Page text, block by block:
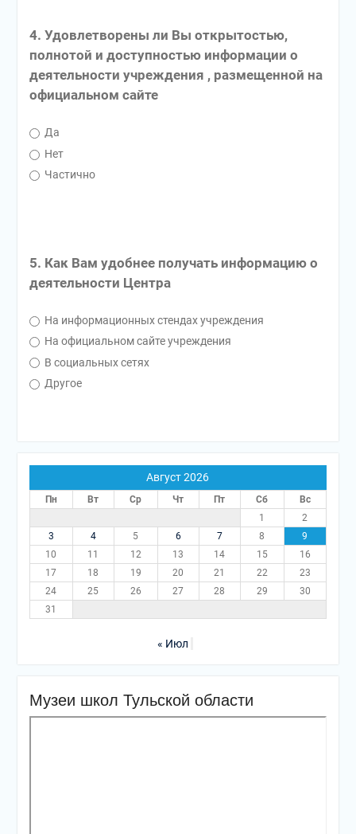
4. Удовлетворены ли Вы открытостью,
полнотой и доступностью информации о
деятельности учреждения , размещенной на
официальном сайте
Да
Нет
Частично
5. Как Вам удобнее получать информацию о
деятельности Центра
На информационных стендах учреждения
На официальном сайте учреждения
В социальных сетях
Другое
Август 2026
Пн Вт Ср Чт Пт Сб
Вс
1
2
3
4 5 6 7 8
9
10
11 12 13 14 15
16
17
18 19 20 21 22
23
24
25 26 27 28 29
30
31
« Июл
Музеи школ Тульской области